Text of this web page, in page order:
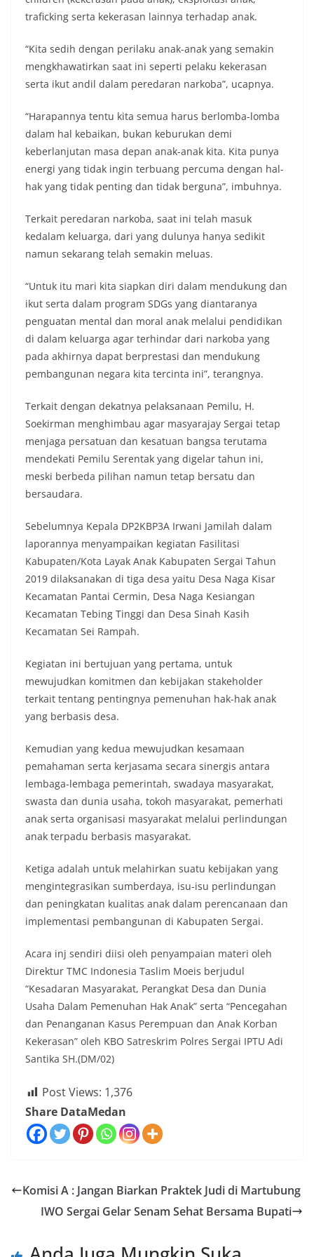
traficking serta kekerasan lainnya terhadap anak.
“Kita sedih dengan perilaku anak-anak yang semakin
mengkhawatirkan saat ini seperti pelaku kekerasan
serta ikut andil dalam peredaran narkoba”, ucapnya.
“Harapannya tentu kita semua harus berlomba-lomba
dalam hal kebaikan, bukan keburukan demi
keberlanjutan masa depan anak-anak kita. Kita punya
energi yang tidak ingin terbuang percuma dengan hal-
hak yang tidak penting dan tidak berguna”, imbuhnya.
Terkait peredaran narkoba, saat ini telah masuk
kedalam keluarga, dari yang dulunya hanya sedikit
namun sekarang telah semakin meluas.
“Untuk itu mari kita siapkan diri dalam mendukung dan
ikut serta dalam program SDGs yang diantaranya
penguatan mental dan moral anak melalui pendidikan
di dalam keluarga agar terhindar dari narkoba yang
pada akhirnya dapat berprestasi dan mendukung
pembangunan negara kita tercinta ini”, terangnya.
Terkait dengan dekatnya pelaksanaan Pemilu, H.
Soekirman menghimbau agar masyarajay Sergai tetap
menjaga persatuan dan kesatuan bangsa terutama
mendekati Pemilu Serentak yang digelar tahun ini,
meski berbeda pilihan namun tetap bersatu dan
bersaudara.
Sebelumnya Kepala DP2KBP3A Irwani Jamilah dalam
laporannya menyampaikan kegiatan Fasilitasi
Kabupaten/Kota Layak Anak Kabupaten Sergai Tahun
2019 dilaksanakan di tiga desa yaitu Desa Naga Kisar
Kecamatan Pantai Cermin, Desa Naga Kesiangan
Kecamatan Tebing Tinggi dan Desa Sinah Kasih
Kecamatan Sei Rampah.
Kegiatan ini bertujuan yang pertama, untuk
mewujudkan komitmen dan kebijakan stakeholder
terkait tentang pentingnya pemenuhan hak-hak anak
yang berbasis desa.
Kemudian yang kedua mewujudkan kesamaan
pemahaman serta kerjasama secara sinergis antara
lembaga-lembaga pemerintah, swadaya masyarakat,
swasta dan dunia usaha, tokoh masyarakat, pemerhati
anak serta organisasi masyarakat melalui perlindungan
anak terpadu berbasis masyarakat.
Ketiga adalah untuk melahirkan suatu kebijakan yang
mengintegrasikan sumberdaya, isu-isu perlindungan
dan peningkatan kualitas anak dalam perencanaan dan
implementasi pembangunan di Kabupaten Sergai.
Acara inj sendiri diisi oleh penyampaian materi oleh
Direktur TMC Indonesia Taslim Moeis berjudul
“Kesadaran Masyarakat, Perangkat Desa dan Dunia
Usaha Dalam Pemenuhan Hak Anak” serta “Pencegahan
dan Penanganan Kasus Perempuan dan Anak Korban
Kekerasan” oleh KBO Satreskrim Polres Sergai IPTU Adi
Santika SH.(DM/02)
Post Views: 1,376
Share DataMedan
Komisi A : Jangan Biarkan Praktek Judi di Martubung
IWO Sergai Gelar Senam Sehat Bersama Bupati